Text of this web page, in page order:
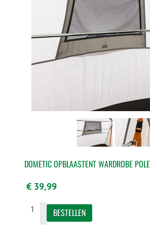
DOMETIC OPBLAASTENT WARDROBE POLE
€ 39,99